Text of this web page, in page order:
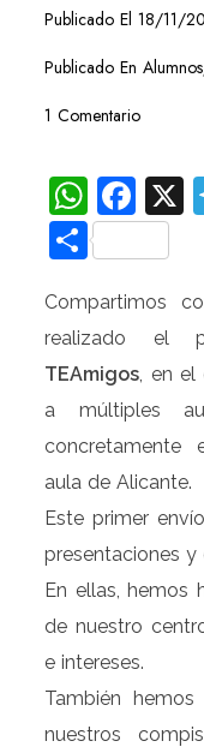
Publicado El18/11/
Publicado En
1 Comentario
Compartimos
realizado el
TEAmigos, en el
a múltiples
concretamente
aula de Alicante.
Este primer
presentaciones
En ellas, hemos
de nuestro
e intereses.
También
nuestros